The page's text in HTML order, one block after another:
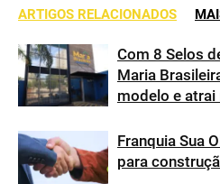
ARTIGOS RELACIONADOS
Com 8 Selos
Maria
modelo e
Franquia Sua
para